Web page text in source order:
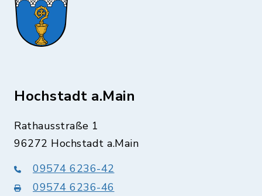
Hochstadt a.Main
Rathausstraße 1
96272 Hochstadt a.Main
09574 6236-42
09574 6236-46